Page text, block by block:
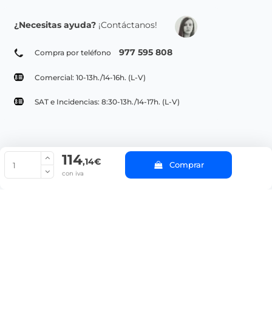
114,14€
con iva
Comprar
¿Necesitas ayuda? ¡Contáctanos!
Compra por teléfono 977 595 808
Comercial: 10-13h./14-16h. (L-V)
SAT e Incidencias: 8:30-13h./14-17h. (L-V)
© Copyright 2022 PepeBar.com |
Aviso legal y
Condiciones generales de compra |
Blog